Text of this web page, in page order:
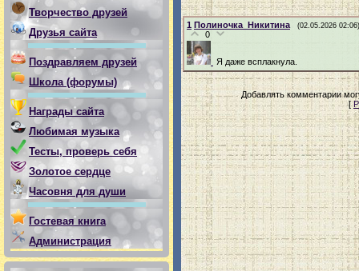
Творчество друзей
Друзья сайта
Поздравляем друзей
Школа (форумы)
Награды сайта
Любимая музыка
Тесты, проверь себя
Золотое сердце
Часовня для души
Гостевая книга
Администрация
1 Полиночка_Никитина (02.05.2026 02:06)
0
Я даже всплакнула.
Добавлять комментарии
[